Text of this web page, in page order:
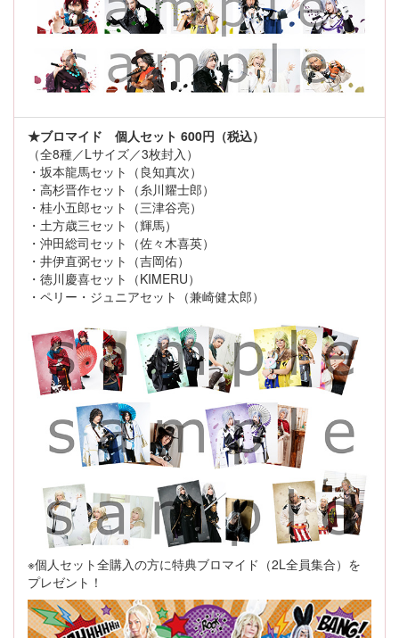
★ブロマイド 個人セット 600円（税込）
（全8種／Lサイズ／3枚封入）
・坂本龍馬セット（良知真次）
・高杉晋作セット（糸川耀士郎）
・桂小五郎セット（三津谷亮）
・土方歳三セット（輝馬）
・沖田総司セット（佐々木喜英）
・井伊直弼セット（吉岡佑）
・徳川慶喜セット（KIMERU）
・ペリー・ジュニアセット（兼崎健太郎）
※個人セット全購入の方に特典ブロマイド（2L全員集合）を
プレゼント！